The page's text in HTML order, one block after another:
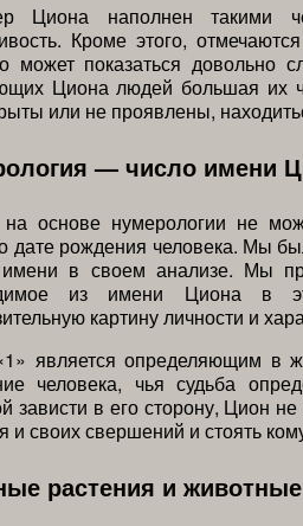
Циона наполнен такими
Кроме этого,
может показаться
Циона людей большая их
или не проявлены,
— число имени
основе нумерологии не
дате рождения человека. Мы
имени в своем анализе. Мы
из имени Циона в
картину личности и
является определяющим в
человека, чья судьба
зависти в его сторону, Цион
и своих свершений и стоять
растения и